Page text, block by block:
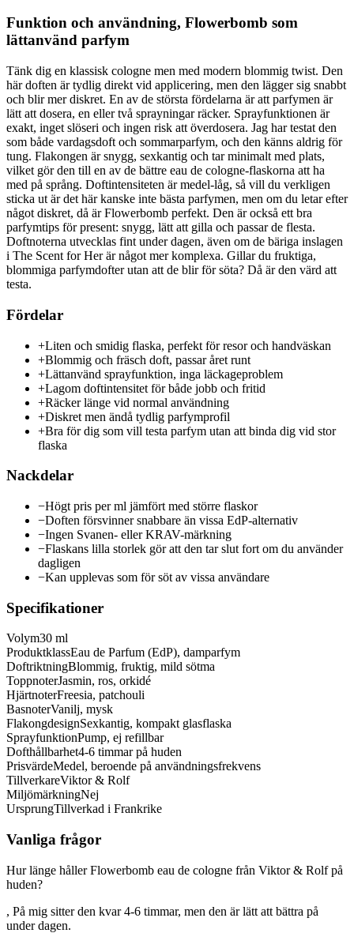
Funktion och användning, Flowerbomb som
lättanvänd parfym
Tänk dig en klassisk cologne men med modern blommig twist. Den
här doften är tydlig direkt vid applicering, men den lägger sig snabbt
och blir mer diskret. En av de största fördelarna är att parfymen är
lätt att dosera, en eller två sprayningar räcker. Sprayfunktionen är
exakt, inget slöseri och ingen risk att överdosera. Jag har testat den
som både vardagsdoft och sommarparfym, och den känns aldrig för
tung. Flakongen är snygg, sexkantig och tar minimalt med plats,
vilket gör den till en av de bättre eau de cologne-flaskorna att ha
med på språng. Doftintensiteten är medel-låg, så vill du verkligen
sticka ut är det här kanske inte bästa parfymen, men om du letar efter
något diskret, då är Flowerbomb perfekt. Den är också ett bra
parfymtips för present: snygg, lätt att gilla och passar de flesta.
Doftnoterna utvecklas fint under dagen, även om de bäriga inslagen
i The Scent for Her är något mer komplexa. Gillar du fruktiga,
blommiga parfymdofter utan att de blir för söta? Då är den värd att
testa.
Fördelar
+Liten och smidig flaska, perfekt för resor och handväskan
+Blommig och fräsch doft, passar året runt
+Lättanvänd sprayfunktion, inga läckageproblem
+Lagom doftintensitet för både jobb och fritid
+Räcker länge vid normal användning
+Diskret men ändå tydlig parfymprofil
+Bra för dig som vill testa parfym utan att binda dig vid stor
flaska
Nackdelar
−Högt pris per ml jämfört med större flaskor
−Doften försvinner snabbare än vissa EdP-alternativ
−Ingen Svanen- eller KRAV-märkning
−Flaskans lilla storlek gör att den tar slut fort om du använder
dagligen
−Kan upplevas som för söt av vissa användare
Specifikationer
Volym30 ml
ProduktklassEau de Parfum (EdP), damparfym
DoftriktningBlommig, fruktig, mild sötma
ToppnoterJasmin, ros, orkidé
HjärtnoterFreesia, patchouli
BasnoterVanilj, mysk
FlakongdesignSexkantig, kompakt glasflaska
SprayfunktionPump, ej refillbar
Dofthållbarhet4-6 timmar på huden
PrisvärdeMedel, beroende på användningsfrekvens
TillverkareViktor & Rolf
MiljömärkningNej
UrsprungTillverkad i Frankrike
Vanliga frågor
Hur länge håller Flowerbomb eau de cologne från Viktor & Rolf på
huden?
, På mig sitter den kvar 4-6 timmar, men den är lätt att bättra på
under dagen.